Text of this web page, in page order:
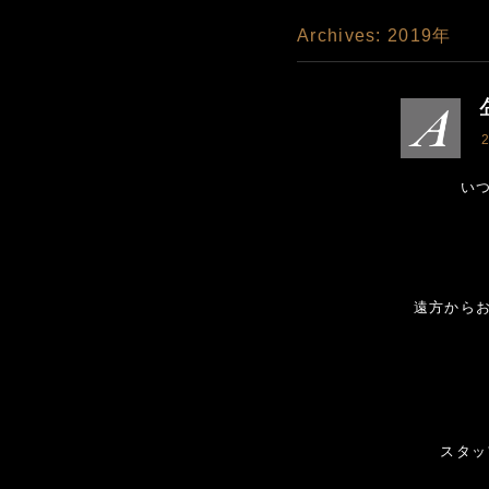
Archives: 2019年
い
遠方から
スタ